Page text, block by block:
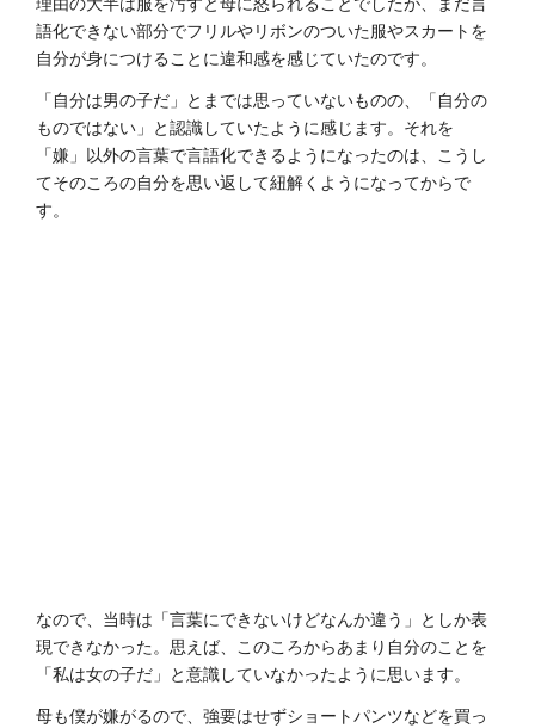
語化できない部分でフリルやリボンのついた服やスカートを
自分が身につけることに違和感を感じていたのです。
「自分は男の子だ」とまでは思っていないものの、「自分の
ものではない」と認識していたように感じます。それを
「嫌」以外の言葉で言語化できるようになったのは、こうし
てそのころの自分を思い返して紐解くようになってからで
す。
なので、当時は「言葉にできないけどなんか違う」としか表
現できなかった。思えば、このころからあまり自分のことを
「私は女の子だ」と意識していなかったように思います。
母も僕が嫌がるので、強要はせずショートパンツなどを買っ